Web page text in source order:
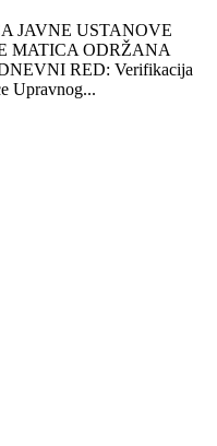
JAVNE USTANOVE
MATICA ODRŽANA
RED: Verifikacija
Upravnog...